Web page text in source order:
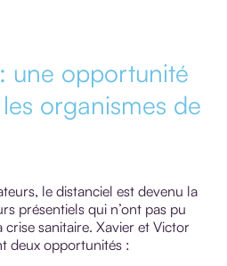
une opportunité
organismes de
le distanciel est devenu la
présentiels qui n’ont pas pu
crise sanitaire. Xavier et Victor
deux opportunités :